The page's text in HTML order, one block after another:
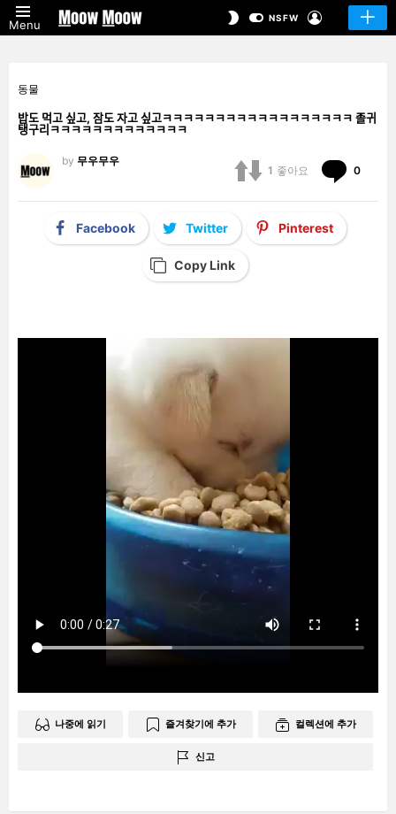
Menu
SWITCHNSFW
동물
밥도 먹고 싶고, 잠도 자고 싶고ㅋㅋㅋㅋㅋㅋㅋㅋㅋㅋㅋㅋㅋㅋㅋㅋㅋㅋ 졸귀
탱구리ㅋㅋㅋㅋㅋㅋㅋㅋㅋㅋㅋㅋㅋ
by 무우무우
1 좋아요 0
Facebook Twitter Pinterest
Copy Link
나중에 읽기 즐겨찾기에 추가 컬렉션에 추가
신고